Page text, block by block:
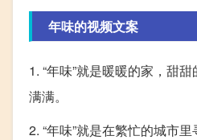
年味的视频文案
1. “年味”就是暖暖的家，甜
满满。
2. “年味”就是在繁忙的城市